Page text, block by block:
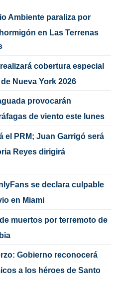
Ambiente paraliza por
en Las Terrenas
cobertura especial
Nueva York 2026
provocarán
de viento este lunes
el PRM; Juan Garrigó será
Reyes dirigirá
se declara culpable
en Miami
muertos por terremoto de
Gobierno reconocerá
a los héroes de Santo